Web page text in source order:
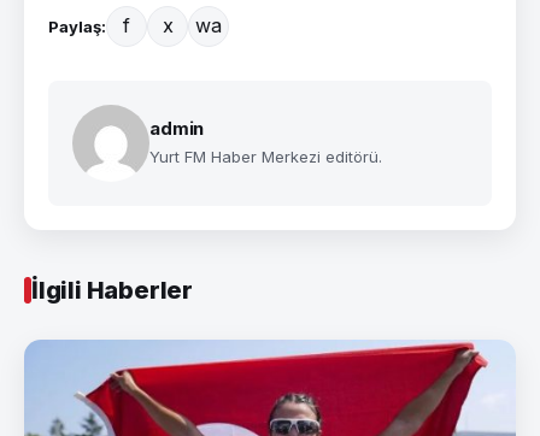
Paylaş: f x wa
admin
Yurt FM Haber Merkezi editörü.
İlgili Haberler